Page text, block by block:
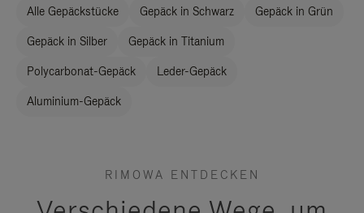
Alle Gepäckstücke Gepäck in Schwarz Gepäck in Grün
Gepäck in Silber Gepäck in Titanium
Polycarbonat-Gepäck Leder-Gepäck
Aluminium-Gepäck
RIMOWA ENTDECKEN